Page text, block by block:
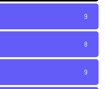
9
8
9